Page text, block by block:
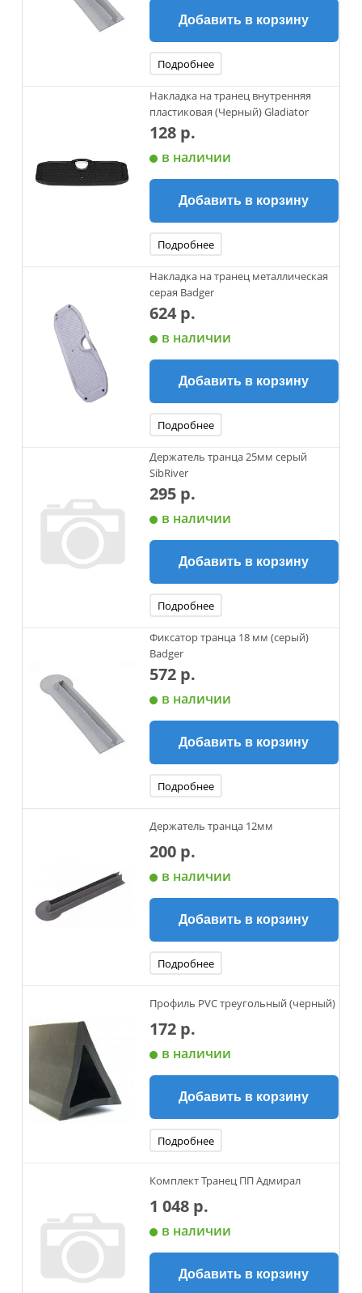
Добавить в корзину
Подробнее
Накладка на транец внутренняя
пластиковая (Черный) Gladiator
128 р.
в наличии
Добавить в корзину
Подробнее
Накладка на транец металлическая
серая Badger
624 р.
в наличии
Добавить в корзину
Подробнее
Держатель транца 25мм серый
SibRiver
295 р.
в наличии
Добавить в корзину
Подробнее
Фиксатор транца 18 мм (серый)
Badger
572 р.
в наличии
Добавить в корзину
Подробнее
Держатель транца 12мм
200 р.
в наличии
Добавить в корзину
Подробнее
Профиль PVC треугольный (черный)
172 р.
в наличии
Добавить в корзину
Подробнее
Комплект Транец ПП Адмирал
1 048 р.
в наличии
Добавить в корзину